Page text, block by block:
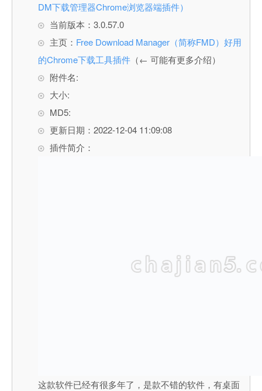
DM下载管理器Chrome浏览器端插件）
当前版本：3.0.57.0
主页： Free Download Manager（简称FMD）好用
的Chrome下载工具插件 （← 可能有更多介绍）
附件名:
大小:
MD5:
更新日期：2022-12-04 11:09:08
插件简介：
这款软件已经有很多年了，是款不错的软件，有桌面